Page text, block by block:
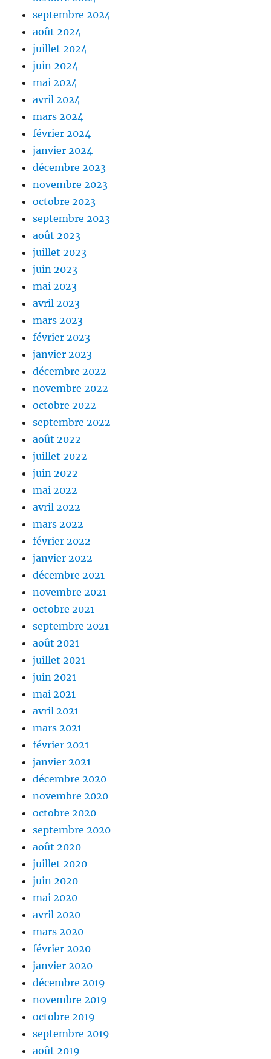
septembre 2024
août 2024
juillet 2024
juin 2024
mai 2024
avril 2024
mars 2024
février 2024
janvier 2024
décembre 2023
novembre 2023
octobre 2023
septembre 2023
août 2023
juillet 2023
juin 2023
mai 2023
avril 2023
mars 2023
février 2023
janvier 2023
décembre 2022
novembre 2022
octobre 2022
septembre 2022
août 2022
juillet 2022
juin 2022
mai 2022
avril 2022
mars 2022
février 2022
janvier 2022
décembre 2021
novembre 2021
octobre 2021
septembre 2021
août 2021
juillet 2021
juin 2021
mai 2021
avril 2021
mars 2021
février 2021
janvier 2021
décembre 2020
novembre 2020
octobre 2020
septembre 2020
août 2020
juillet 2020
juin 2020
mai 2020
avril 2020
mars 2020
février 2020
janvier 2020
décembre 2019
novembre 2019
octobre 2019
septembre 2019
août 2019